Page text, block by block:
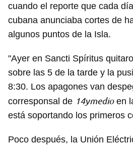
cuando el reporte que cada
cubana anunciaba cortes de
algunos puntos de la Isla.
"Ayer en Sancti Spíritus
sobre las 5 de la tarde y la
8:30. Los apagones van
corresponsal de 14ymedioen
está soportando los primeros
Poco después, la Unión